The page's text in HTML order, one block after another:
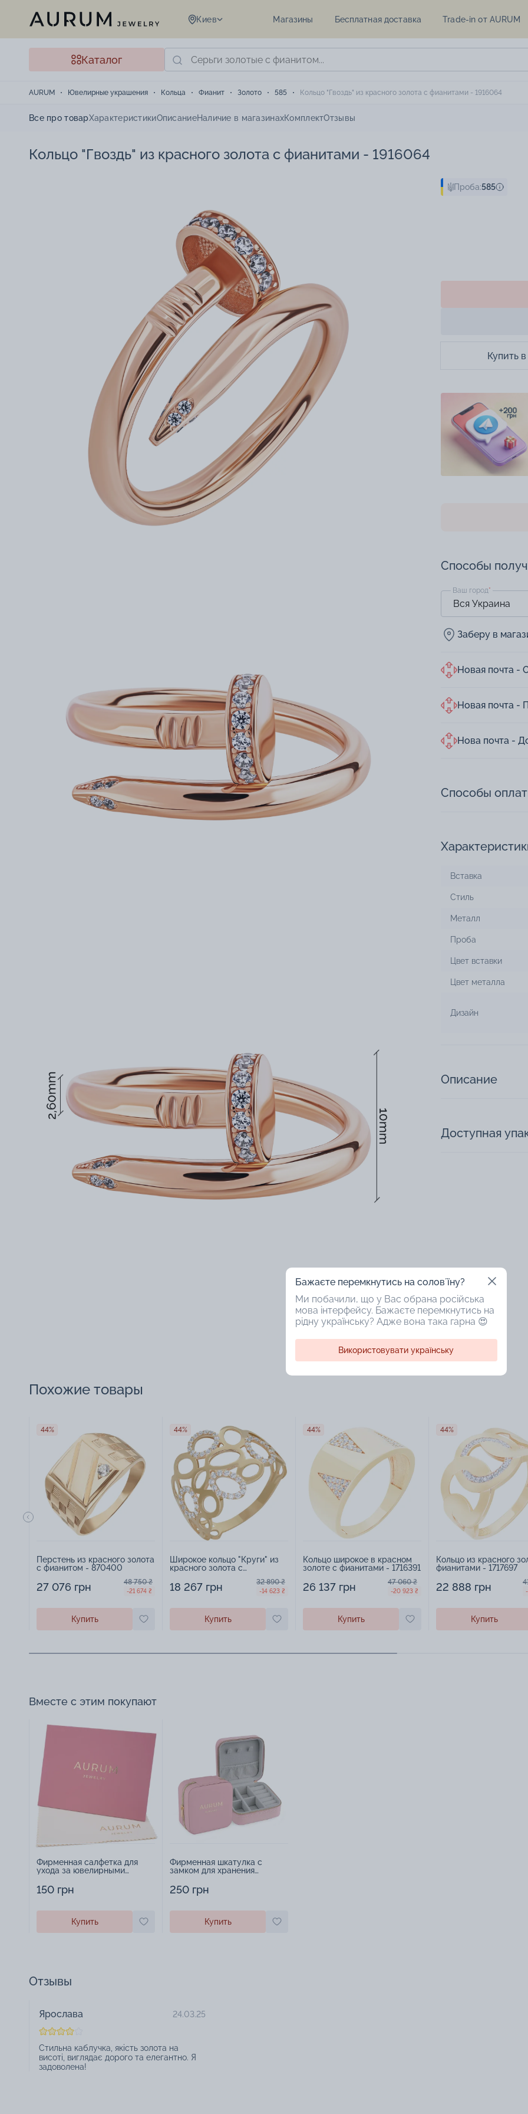
Киев Магазины Бесплатная доставка Trade-in от AURUM
Каталог
AURUM Ювелирные украшения Кольца Фианит Золото 585 Кольцо "Гвоздь" из красного золота с фианитами - 1916064
Все про товарХарактеристикиОписаниеНаличие в магазинахКомплектОтзывы
Кольцо "Гвоздь" из красного золота с фианитами - 1916064
Проба:585
Купить в
Способы
Ваш город*
Заберу в
Новая почта -
Новая почта -
Нова почта -
Способы
Вставка
Стиль
Металл
Проба
Цвет вставки
Цвет металла
Дизайн
Описание
Доступная
Похожие товары
44%
Перстень из красного золота
с фианитом - 870400
27 076 грн 48 750 ₴
-21 674 ₴
Купить
44%
Широкое кольцо "Круги" из
красного золота с
18 267 грн 32 890 ₴
-14 623 ₴
Купить
44%
Кольцо широкое в красном
золоте с фианитами - 1716391
26 137 грн 47 060 ₴
-20 923 ₴
Купить
44%
Кольцо из красного
фианитами - 1717697
22 888 грн
Купить
Вместе с этим покупают
Фирменная салфетка для
ухода за ювелирными
150 грн
Купить
Фирменная шкатулка с
замком для хранения
250 грн
Купить
Отзывы
Ярослава 24.03.25
Стильна каблучка, якість золота на
висоті, виглядає дорого та елегантно. Я
задоволена!
Бажаєте перемкнутись на соловʼїну?
Ми побачили, що у Вас обрана російська
мова інтерфейсу. Бажаєте перемкнутись на
рідну українську? Адже вона така гарна 😍
Використовувати українську